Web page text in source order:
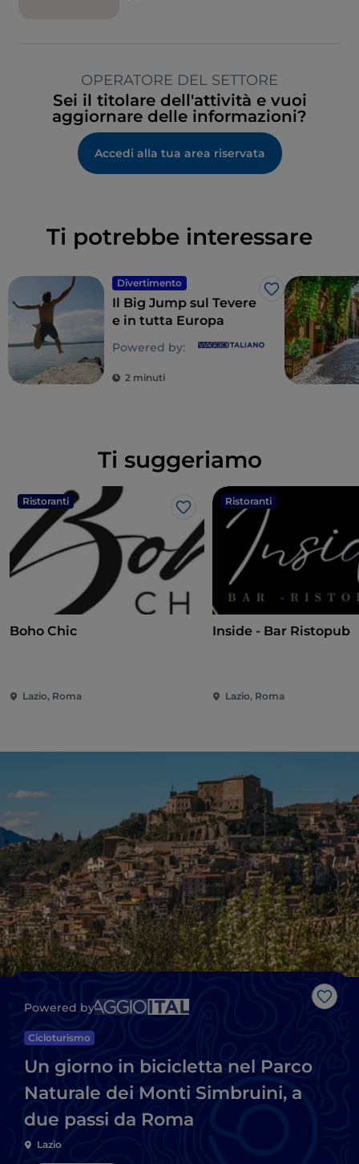
OPERATORE DEL SETTORE
Sei il titolare dell'attività e vuoi
aggiornare delle informazioni?
Accedi alla tua area riservata
Ti potrebbe interessare
Divertimento
Like
Il Big Jump sul Tevere
e in tutta Europa
Powered by:
2 minuti
Ti suggeriamo
Ristoranti
Like
Boho Chic
Lazio, Roma
Ristoranti
Inside - Bar Ristopub
Lazio, Roma
Like
Powered by
Cicloturismo
Un giorno in bicicletta nel Parco
Naturale dei Monti Simbruini, a
due passi da Roma
Lazio